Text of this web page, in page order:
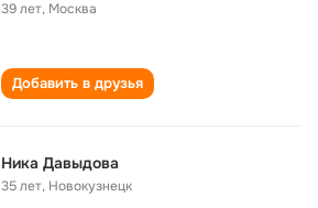
39 лет, Москва
Добавить в друзья
Ника Давыдова
35 лет, Новокузнецк